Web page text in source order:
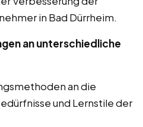
in Bad Dürrheim.
an unterschiedliche
an die
und Lernstile der